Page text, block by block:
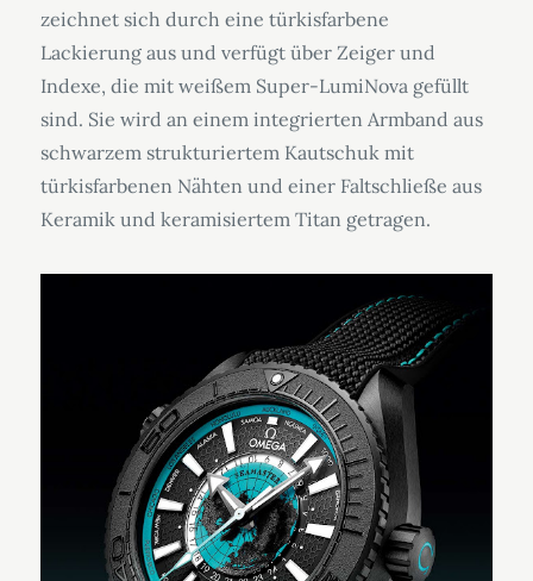
zeichnet sich durch eine türkisfarbene
Lackierung aus und verfügt über Zeiger und
Indexe, die mit weißem Super-LumiNova gefüllt
sind. Sie wird an einem integrierten Armband aus
schwarzem strukturiertem Kautschuk mit
türkisfarbenen Nähten und einer Faltschließe aus
Keramik und keramisiertem Titan getragen.